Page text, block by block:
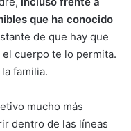
que ha conocido
de que hay que
cuerpo te lo permita.
familia.
mucho más
dentro de las líneas